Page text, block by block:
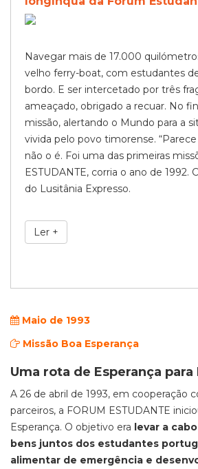
Navegar mais de 17.000
velho ferry-boat, com estudantes
bordo. E ser intercetado por três
ameaçado, obrigado a recuar. No
missão, alertando o Mundo para a
vivida pelo povo timorense.
não o é. Foi uma das primeiras
ESTUDANTE, corria o ano de 1992.
do Lusitânia Expresso.
Ler +
Maio de 1993
Missão Boa Esperança
Uma rota de Esperança
A 26 de abril de 1993, em cooperação
parceiros, a FORUM ESTUDANTE
Esperança. O objetivo era levar a
bens juntos dos estudantes
alimentar de emergência e